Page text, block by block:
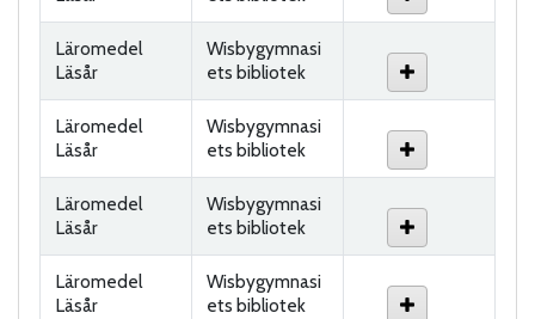
Läromedel
Läsår
Wisbygymnasi
ets bibliotek
Läromedel
Läsår
Wisbygymnasi
ets bibliotek
Läromedel
Läsår
Wisbygymnasi
ets bibliotek
Läromedel
Läsår
Wisbygymnasi
ets bibliotek